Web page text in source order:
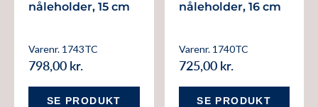
nåleholder, 15 cm
Varenr. 1743TC
798,00 kr.
SE PRODUKT
nåleholder, 16 cm
Varenr. 1740TC
725,00 kr.
SE PRODUKT